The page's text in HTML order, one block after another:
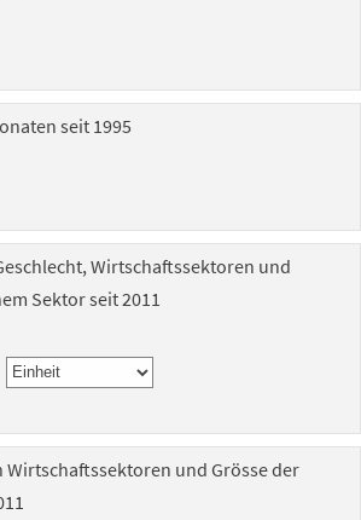
seit 1995
Wirtschaftssektoren und
Sektor seit 2011
und Grösse der